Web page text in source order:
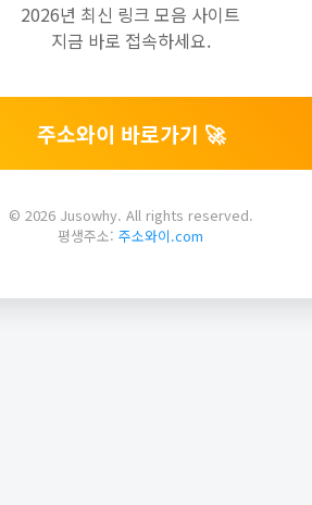
2026년 최신 링크 모음 사이트
지금 바로 접속하세요.
주소와이 바로가기 🚀
© 2026 Jusowhy. All rights reserved.
평생주소: 주소와이.com